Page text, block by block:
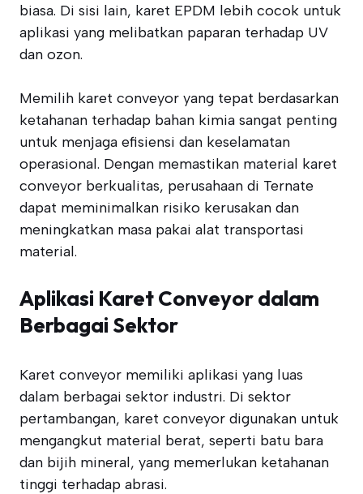
biasa. Di sisi lain, karet EPDM lebih cocok untuk
aplikasi yang melibatkan paparan terhadap UV
dan ozon.
Memilih karet conveyor yang tepat berdasarkan
ketahanan terhadap bahan kimia sangat penting
untuk menjaga efisiensi dan keselamatan
operasional. Dengan memastikan material karet
conveyor berkualitas, perusahaan di Ternate
dapat meminimalkan risiko kerusakan dan
meningkatkan masa pakai alat transportasi
material.
Aplikasi Karet Conveyor dalam
Berbagai Sektor
Karet conveyor memiliki aplikasi yang luas
dalam berbagai sektor industri. Di sektor
pertambangan, karet conveyor digunakan untuk
mengangkut material berat, seperti batu bara
dan bijih mineral, yang memerlukan ketahanan
tinggi terhadap abrasi.